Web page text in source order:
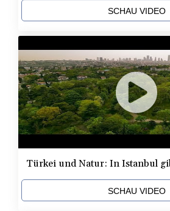
SCHAU VIDEO
Türkei und Natur: In Istanbul
SCHAU VIDEO